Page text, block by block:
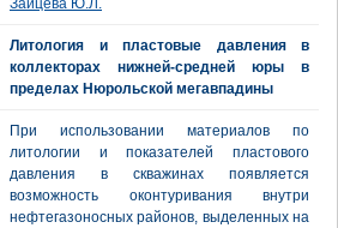
Зайцева Ю.Л.
Литология и пластовые давления в
коллекторах нижней-средней юры в
пределах Нюрольской мегавпадины
При использовании материалов по
литологии и показателей пластового
давления в скважинах появляется
возможность оконтуривания внутри
нефтегазоносных районов, выделенных на